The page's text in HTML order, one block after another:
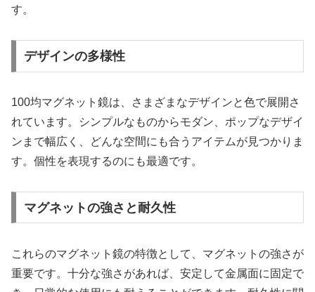
す。
デザインの多様性
100均マグネット鏡は、さまざまなデザインと色で展開さ
れています。シンプルなものからモダン、ポップなデザイ
ンまで幅広く、どんな空間にも合うアイテムが見つかりま
す。個性を表現するのにも最適です。
マグネットの強さと耐久性
これらのマグネット鏡の特徴として、マグネットの強さが
重要です。十分な強さがあれば、安定して金属面に固定で